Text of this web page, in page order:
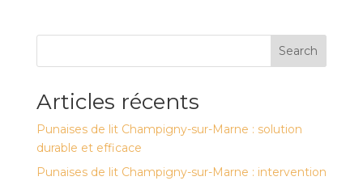
Search
Articles récents
Punaises de lit Champigny-sur-Marne : solution
durable et efficace
Punaises de lit Champigny-sur-Marne : intervention